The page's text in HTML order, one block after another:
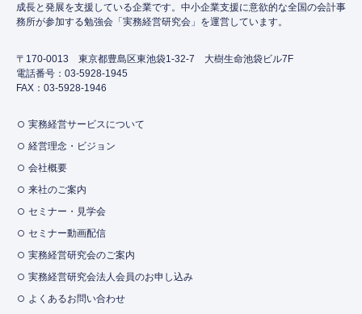
成長と発展を支援している企業です。中小企業支援に意欲的な全国の会計事
務所が参加する勉強会「実務経営研究会」を運営しています。
〒170-0013 東京都豊島区東池袋1-32-7 大樹生命池袋ビル7F
電話番号：03-5928-1945
FAX：03-5928-1946
実務経営サービスについて
経営理念・ビジョン
会社概要
来社のご案内
セミナー・見学会
セミナー動画配信
実務経営研究会のご案内
実務経営研究会法人会員のお申し込み
よくあるお問い合わせ